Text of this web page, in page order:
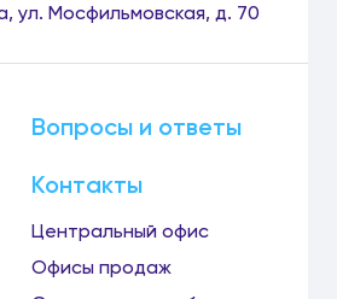
ул. Мосфильмовская, д. 70
Вопросы и ответы
Контакты
Центральный офис
Офисы продаж